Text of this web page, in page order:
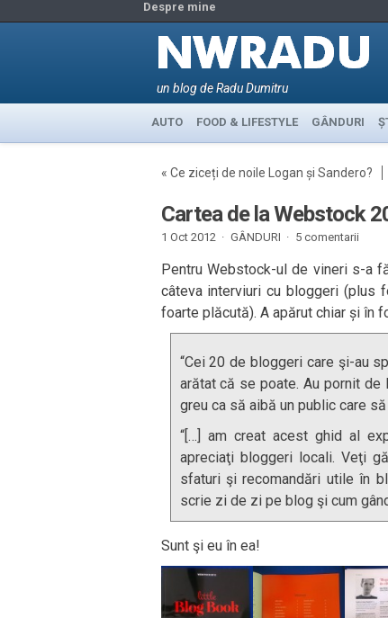
Despre mine
un blog de Radu Dumitru
AUTO FOOD & LIFESTYLE GÂNDURI
« Ce ziceți de noile Logan și Sandero?
Cartea de la Webstock
1 Oct 2012 · GÂNDURI · 5 comentarii
Pentru Webstock-ul de vineri s-a
câteva interviuri cu bloggeri (plus
foarte plăcută). A apărut chiar și în
“Cei 20 de bloggeri care şi-au
arătat că se poate. Au pornit de
greu ca să aibă un public care
“[…] am creat acest ghid al
apreciaţi bloggeri locali. Veţi
sfaturi şi recomandări utile în
scrie zi de zi pe blog şi cum
Sunt şi eu în ea!